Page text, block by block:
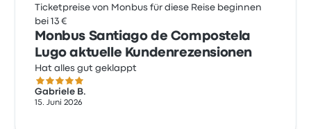
Ticketpreise von Monbus für diese Reise beginnen
bei 13 €
Monbus Santiago de Compostela
Lugo aktuelle Kundenrezensionen
Hat alles gut geklappt
5.0 von 5 Sternen
Gabriele B.
15. Juni 2026